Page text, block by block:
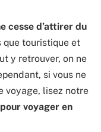
cesse d’attirer du
que touristique et
y retrouver, on ne
si vous ne
voyage, lisez notre
voyager en